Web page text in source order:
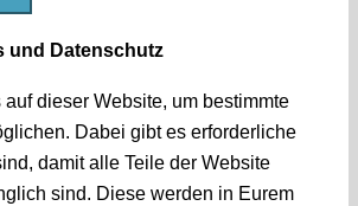
und Datenschutz
dieser Website, um bestimmte
Dabei gibt es erforderliche
damit alle Teile der Website
sind. Diese werden in Eurem